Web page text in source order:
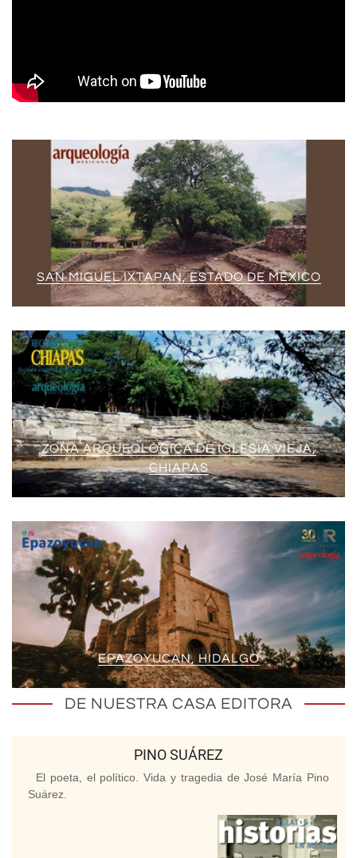
SAN MIGUEL IXTAPAN, ESTADO DE MÉXICO
ZONA ARQUEOLÓGICA DE IGLESIA VIEJA,
CHIAPAS
EPAZOYUCAN, HIDALGO
DE NUESTRA CASA EDITORA
PINO SUÁREZ
El poeta, el político. Vida y tragedia de José María Pino
Suárez.